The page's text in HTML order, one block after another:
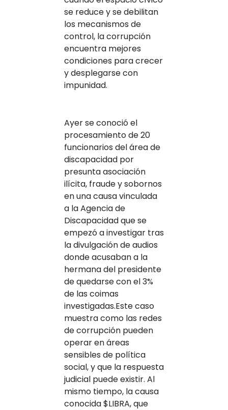
se reduce y se debilitan
los mecanismos de
control, la corrupción
encuentra mejores
condiciones para crecer
y desplegarse con
impunidad.
Ayer se conoció el
procesamiento de 20
funcionarios del área de
discapacidad por
presunta asociación
ilícita, fraude y sobornos
en una causa vinculada
a la Agencia de
Discapacidad que se
empezó a investigar tras
la divulgación de audios
donde acusaban a la
hermana del presidente
de quedarse con el 3%
de las coimas
investigadas.Este caso
muestra como las redes
de corrupción pueden
operar en áreas
sensibles de política
social, y que la respuesta
judicial puede existir. Al
mismo tiempo, la causa
conocida $LIBRA, que